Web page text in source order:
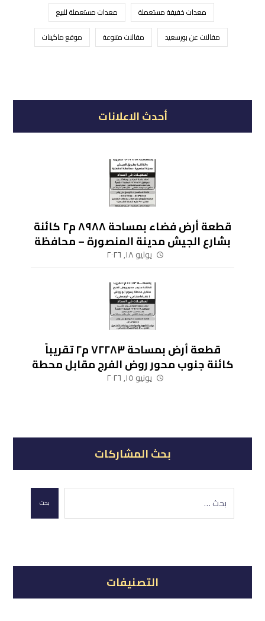
معدات خفيفة مستعملة
معدات مستعملة للبيع
مقالات عن بورسعيد
مقالات متنوعة موقع ماكينات
أحدث الاعلانات
قطعة أرض فضاء بمساحة ٨٩٨٨ م٢ كائنة
بشارع الجيش مدينة المنصورة – محافظة
الدقهلية
يوليو ١٨, ٢٠٢٦
قطعة أرض بمساحة ٧٢٢٨٣ م٢ تقريباً
كائنة جنوب محور روض الفرج مقابل محطة
رسوم أبو رواش (نشاط صناعي – لوجيستي)
يونيو ١٥, ٢٠٢٦
بحث المشاركات
بحث
التصنيفات